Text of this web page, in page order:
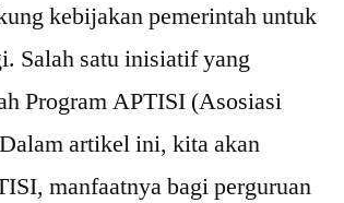
kebijakan pemerintah untuk
Salah satu inisiatif yang
Program APTISI (Asosiasi
artikel ini, kita akan
manfaatnya bagi perguruan